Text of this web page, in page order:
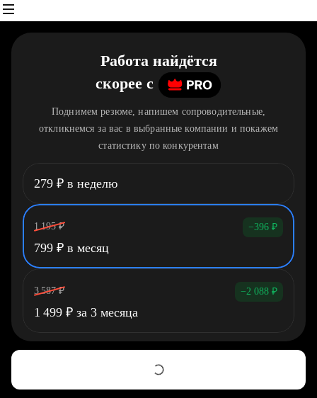
Работа найдётся
скорее c
Поднимем резюме, напишем сопроводительные,
откликнемся за вас в выбранные компании и покажем
статистику по конкурентам
279 ₽ в неделю
1 195 ₽ −396 ₽
799 ₽ в месяц
3 587 ₽ −2 088 ₽
1 499 ₽ за 3 месяца